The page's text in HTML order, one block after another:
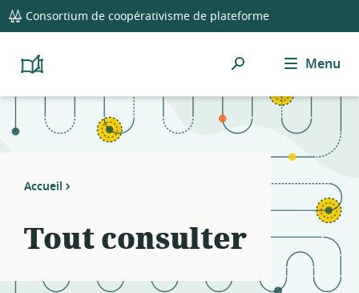
global
navigation
Consortium de coopérativisme de plateforme
Platform
Resource
Rechercher Menu
Accueil
Tout consulter
Notifications
21
filters
Resource